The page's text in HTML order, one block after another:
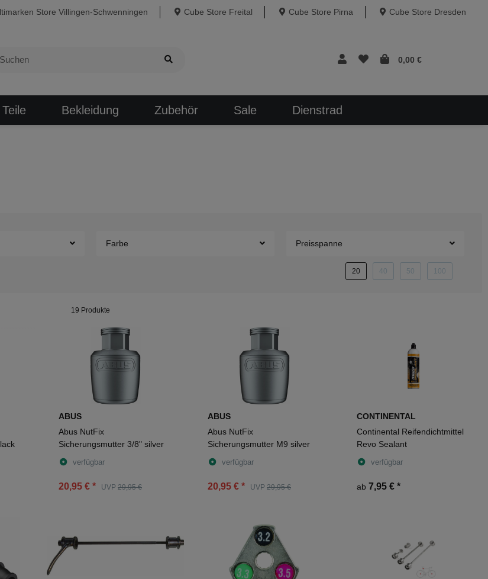
Store Villingen-Schwenningen Cube Store Freital Cube Store Pirna Cube Store Dresden
0,00 €
Teile Bekleidung Zubehör Sale Dienstrad
Farbe Preisspanne
20 40 50 100
19 Produkte
ABUS
Abus NutFix
Sicherungsmutter 3/8" silver
verfügbar
20,95 € * UVP 29,95 €
ABUS
Abus NutFix
Sicherungsmutter M9 silver
verfügbar
20,95 € * UVP 29,95 €
CONTINENTAL
Continental Reifendichtmittel
Revo Sealant
verfügbar
ab 7,95 € *